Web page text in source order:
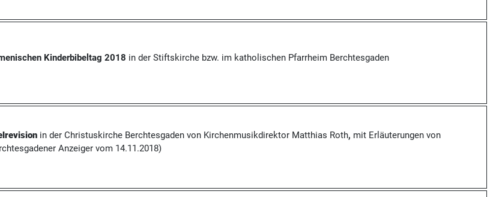
Kinderbibeltag 2018 in der Stiftskirche bzw. im katholischen Pfarrheim Berchtesgaden
in der Christuskirche Berchtesgaden von Kirchenmusikdirektor Matthias Roth, mit Erläuterungen von
Anzeiger vom 14.11.2018)